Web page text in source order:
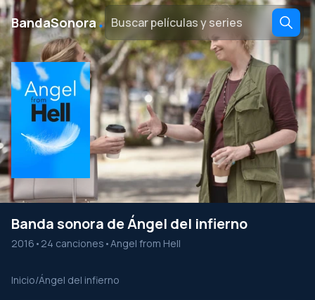
BandaSonora․
Banda sonora de Ángel del infierno
2016 • 24 canciones •Angel from Hell
Inicio/Ángel del infierno